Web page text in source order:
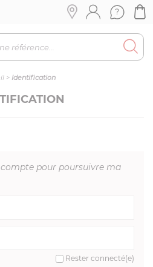
> Identification
pour poursuivre ma
Rester connecté(e)